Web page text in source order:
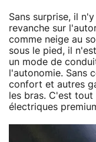
Sans surprise, il
revanche sur
comme neige au
sous le pied, il
un mode de
l'autonomie. Sans
confort et autres
les bras. C'est
électriques